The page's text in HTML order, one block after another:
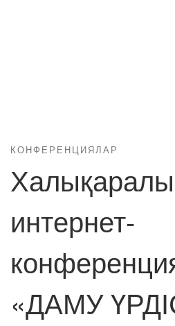
КОНФЕРЕНЦИЯЛАР
интернет-
«ДАМУ